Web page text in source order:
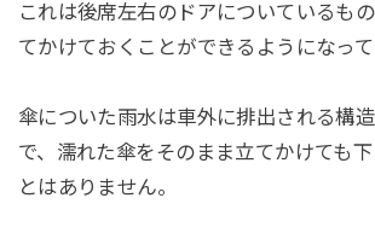
これは後席左右のドアについているも
てかけておくことができるようになって
傘についた雨水は車外に排出される構
で、濡れた傘をそのまま立てかけても
とはありません。